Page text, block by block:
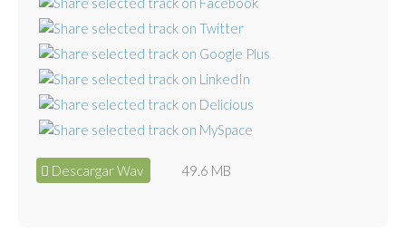
Descargar Wav 49.6 MB